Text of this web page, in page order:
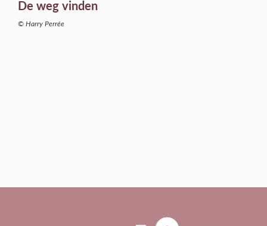
De weg vinden
© Harry Perrée